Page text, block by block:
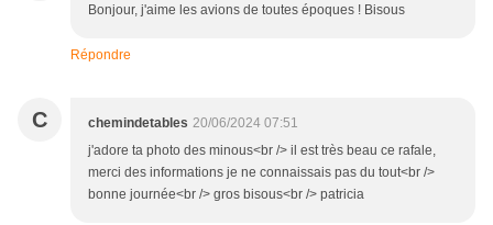
Bonjour, j'aime les avions de toutes époques ! Bisous
Répondre
C chemindetables 20/06/2024 07:51
j'adore ta photo des minous<br /> il est très beau ce rafale,
merci des informations je ne connaissais pas du tout<br />
bonne journée<br /> gros bisous<br /> patricia